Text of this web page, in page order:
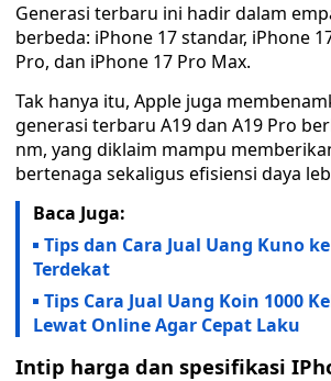
Generasi terbaru ini hadir dalam
berbeda: iPhone 17 standar, iPhone
Pro, dan iPhone 17 Pro Max.
Tak hanya itu, Apple juga
generasi terbaru A19 dan A19 Pro
nm, yang diklaim mampu
bertenaga sekaligus efisiensi daya
Baca Juga:
Tips dan Cara Jual Uang Kuno
Terdekat
Tips Cara Jual Uang Koin 1000
Lewat Online Agar Cepat Laku
Intip harga dan spesifikasi